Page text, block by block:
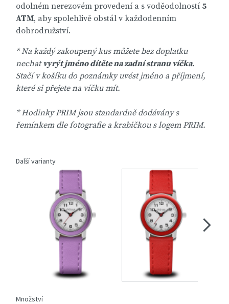
odolném nerezovém provedení a s voděodolností 5
ATM, aby spolehlivě obstál v každodenním
dobrodružství.
* Na každý zakoupený kus můžete bez doplatku
nechatvyrýt jméno dítěte na zadní stranu víčka.
Stačí v košíku do poznámky uvést jméno a příjmení,
které si přejete na víčku mít.
* Hodinky PRIM jsou standardně dodávány s
řemínkem dle fotografie a krabičkou s logem PRIM.
Další varianty
Množství